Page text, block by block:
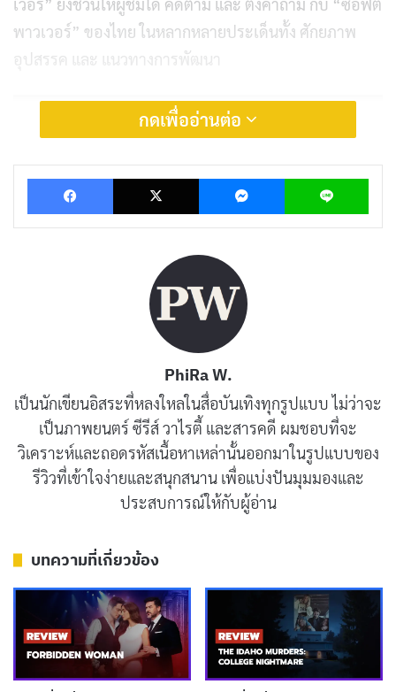
พาวเวอร์” ของไทย ในหลากหลายประเด็นทั้ง ศักยภาพ
อุปสรรค และ แนวทางการพัฒนา
“เดี่ยวสเปเชียล: ซูเปอร์ซอฟต์พาวเวอร์” เป็นเดี่ยว
ไมโครโฟนคุณภาพเยี่ยม เหมาะสำหรับผู้ที่ชื่นชอบ เดี่ยว
ไมโครโฟน ของ โน้ต อุดม และผู้ที่สนใจ “ซอฟต์ พาวเวอร์”
ของไทย การผสมผสาน มุมมองตลก กับ มุมมองเชิง
วิเคราะห์ ทำให้ “เดี่ยวสเปเชียล: ซูเปอร์ซอฟต์พาวเวอร์”
บทความที่เกี่ยวข้อง
[รีวิว-เรื่องย่อ] Wild Sing (2026) หนังเกาหลีไอดอล
ตกอับคืนเวที ฝังใจกว่าแค่เพลงเดียวใน Netflix
เผยแพร่เมื่อ: 5 ชั่วโมง ที่ผ่านมา
กดเพื่ออ่านต่อ
Facebook X Messenger Line
PhiRa W.
เป็นนักเขียนอิสระที่หลงใหลในสื่อบันเทิงทุกรูปแบบ ไม่ว่าจะ
เป็นภาพยนตร์ ซีรีส์ วาไรตี้ และสารคดี ผมชอบที่จะ
วิเคราะห์และถอดรหัสเนื้อหาเหล่านั้นออกมาในรูปแบบของ
รีวิวที่เข้าใจง่ายและสนุกสนาน เพื่อแบ่งปันมุมมองและ
ประสบการณ์ให้กับผู้อ่าน
บทความที่เกี่ยวข้อง